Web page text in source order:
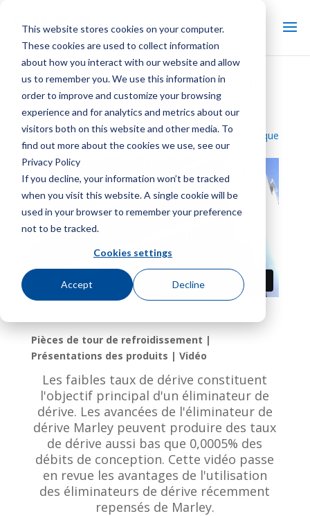
This website stores cookies on your computer.
These cookies are used to collect information
about how you interact with our website and allow
us to remember you. We use this information in
order to improve and customize your browsing
experience and for analytics and metrics about our
visitors both on this website and other media. To
find out more about the cookies we use, see our
Privacy Policy
If you decline, your information won’t be tracked
when you visit this website. A single cookie will be
used in your browser to remember your preference
not to be tracked.
Cookies settings
Accept Decline
Éliminateur de gouttes de tour
de refroidissement Marley
Retour à la vidéothèque
Pièces de tour de refroidissement |
Présentations des produits | Vidéo
Les faibles taux de dérive constituent
l'objectif principal d'un éliminateur de
dérive. Les avancées de l'éliminateur de
dérive Marley peuvent produire des taux
de dérive aussi bas que 0,0005% des
débits de conception. Cette vidéo passe
en revue les avantages de l'utilisation
des éliminateurs de dérive récemment
repensés de Marley.